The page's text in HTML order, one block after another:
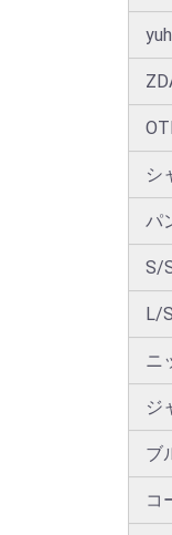
シ
パ
S/
L/
ニ
ジ
ブ
コ